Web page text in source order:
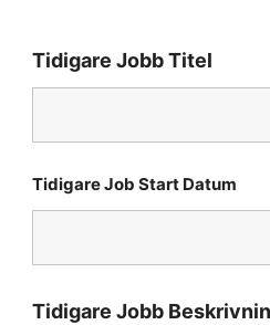
Tidigare Jobb Titel
Tidigare Job Start Datum
Tidigare Jobb